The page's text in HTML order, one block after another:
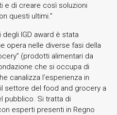
e di creare così soluzioni
questi ultimi.”
IGD award è stata
opera nelle diverse fasi della
(prodotti alimentari da
che si occupa di
canalizza l’esperienza in
settore del food and grocery a
pubblico. Si tratta di
esperti presenti in Regno